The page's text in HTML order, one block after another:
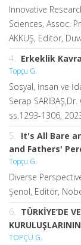
Innovative
Sciences, Assoc.
AKKUŞ, Editör,
4. Erkeklik
Topçu G.
Sosyal, İnsan ve
Serap
ss.1293-1306,
5. It's All Bare
and Fathers'
Topçu G.
Diverse
Şenol, Editör,
6. TÜRKİYE’DE
TOPÇU G.